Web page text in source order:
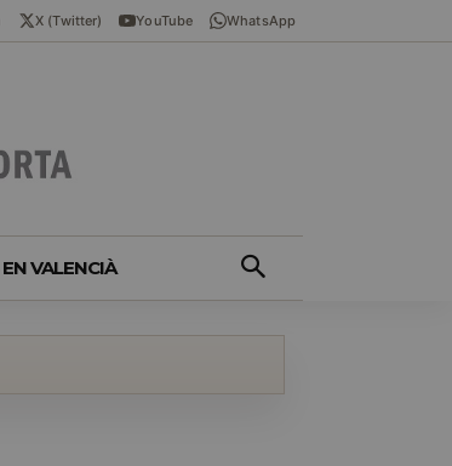
X (Twitter) YouTube WhatsApp
VALENCIÀ